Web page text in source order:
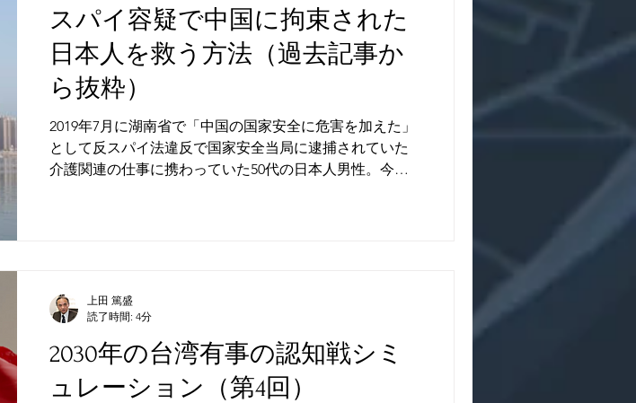
スパイ容疑で中国に拘束された
日本人を救う方法（過去記事か
ら抜粋）
2019年7月に湖南省で「中国の国家安全に危害を加えた」
として反スパイ法違反で国家安全当局に逮捕されていた
介護関連の仕事に携わっていた50代の日本人男性。今月3
2030年の台湾有事の認知戦シミ
ュレーション（第4回）
上田 篤盛
読了時間: 4分